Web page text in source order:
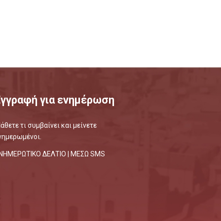
για ενημέρωση
τι συμβαίνει και μείνετε
ΔΕΛΤΙΟ | ΜΕΣΩ SMS